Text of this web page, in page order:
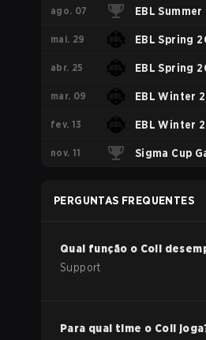
ago. 07 EBL
mai. 29 EBL Spring
abr. 25 EBL Spring
mar. 09 EBL Winter
fev. 13 EBL Winter
nov. 11 Sigma Cup
PERGUNTAS FREQUENTES
Qual função o Coli
Support
Para qual time o Coli